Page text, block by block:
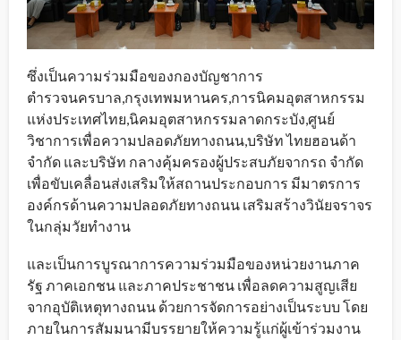
ซึ่งเป็นความร่วมมือของกองบัญชาการ
ตำรวจนครบาล,กรุงเทพมหานคร,การนิคมอุตสาหกรรม
แห่งประเทศไทย,นิคมอุตสาหกรรมลาดกระบัง,ศูนย์
วิชาการเพื่อความปลอดภัยทางถนน,บริษัท ไทยฮอนด้า
จำกัด และบริษัท กลางคุ้มครองผู้ประสบภัยจากรถ จำกัด
เพื่อขับเคลื่อนส่งเสริมให้สถานประกอบการ มีมาตรการ
องค์กรด้านความปลอดภัยทางถนน เสริมสร้างวินัยจราจร
ในกลุ่มวัยทำงาน
และเป็นการบูรณาการความร่วมมือของหน่วยงานภาค
รัฐ ภาคเอกชน และภาคประชาชน เพื่อลดความสูญเสีย
จากอุบัติเหตุทางถนน ด้วยการจัดการอย่างเป็นระบบ โดย
ภายในการสัมมนามีบรรยายให้ความรู้แก่ผู้เข้าร่วมงาน